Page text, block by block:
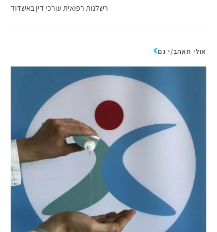
רשלנות רפואית עורכי דין באשדוד
אולי תאהב/י גם